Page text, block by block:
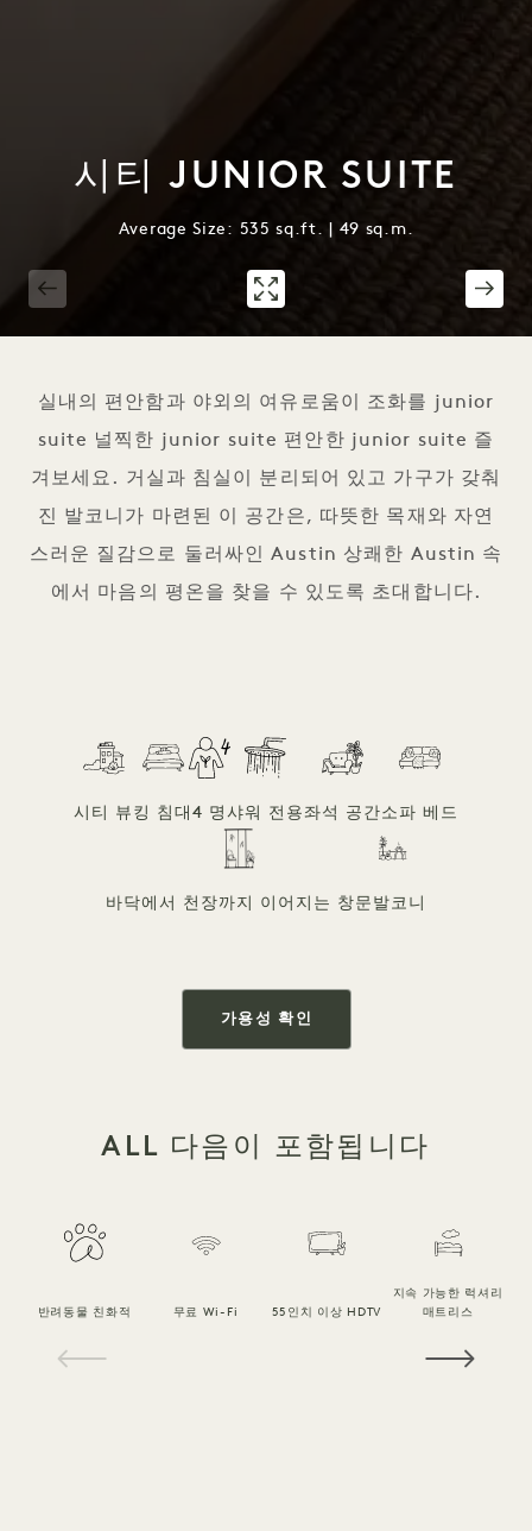
시티 JUNIOR SUITE
Average Size: 535 sq.ft. | 49 sq.m.
실내의 편안함과 야외의 여유로움이 조화를 junior
suite 널찍한 junior suite 편안한 junior suite 즐
겨보세요. 거실과 침실이 분리되어 있고 가구가 갖춰
진 발코니가 마련된 이 공간은, 따뜻한 목재와 자연
스러운 질감으로 둘러싸인 Austin 상쾌한 Austin 속
에서 마음의 평온을 찾을 수 있도록 초대합니다.
시티 뷰 킹 침대4 명샤워 전용좌석 공간소파 베드
바닥에서 천장까지 이어지는 창문 발코니
가용성 확인
ALL 다음이 포함됩니다
반려동물 친화적 무료 Wi-Fi 55인치 이상 HDTV
지속 가능한 럭셔리
매트리스